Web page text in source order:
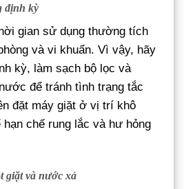
định kỳ
gian sử dụng thường tích
và vi khuẩn. Vì vậy, hãy
kỳ, làm sạch bộ lọc và
để tránh tình trạng tắc
đặt máy giặt ở vị trí khô
hạn chế rung lắc và hư hỏng
giặt và nước xả